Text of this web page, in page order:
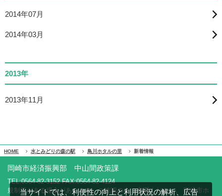
2014年07月
2014年03月
2013年
2013年11月
HOME 水とみどりの森の駅 鳥川ホタルの里 新着情報
岡崎市経済振興部 中山間政策課
TEL:0564-82-3152 FAX:0564-82-4124
規制等がある場合があります。ご確認の上ご来園ください。 岡崎市ホ
当サイトでは、利便性の向上と利用状況の解析、広告